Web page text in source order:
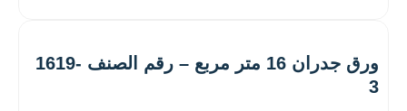
ورق جدران 16 متر مربع – رقم الصنف ‎1619-
3